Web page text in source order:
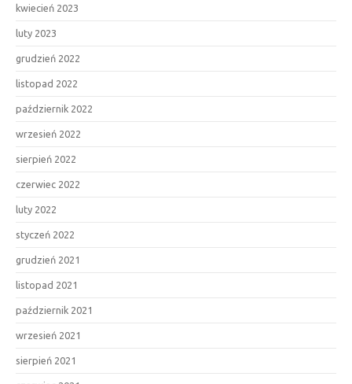
kwiecień 2023
luty 2023
grudzień 2022
listopad 2022
październik 2022
wrzesień 2022
sierpień 2022
czerwiec 2022
luty 2022
styczeń 2022
grudzień 2021
listopad 2021
październik 2021
wrzesień 2021
sierpień 2021